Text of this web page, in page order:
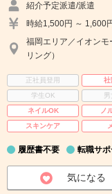
紹介予定派遣/派遣
時給1,500円 ～ 1,600
福岡エリア／イオン
リング）
正社員登用 社
学生OK
男
ネイルOK
ノ
スキンケア
履歴書不要 転職サポ
気になる